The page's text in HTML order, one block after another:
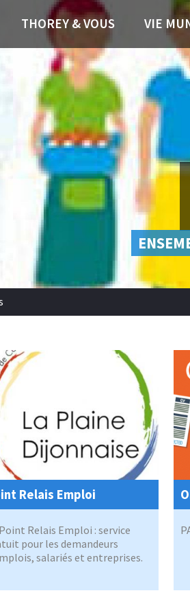
THOREY & VOUS VIE
Relais Emploi
Relais Emploi : service
pour les demandeurs
salariés et entreprises.